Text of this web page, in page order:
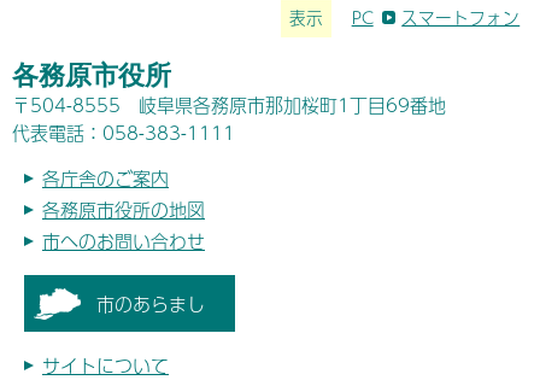
表示 PC スマートフォン
各務原市役所
〒504-8555 岐阜県各務原市那加桜町1丁目69番地
代表電話：058-383-1111
各庁舎のご案内
各務原市役所の地図
市へのお問い合わせ
市のあらまし
サイトについて